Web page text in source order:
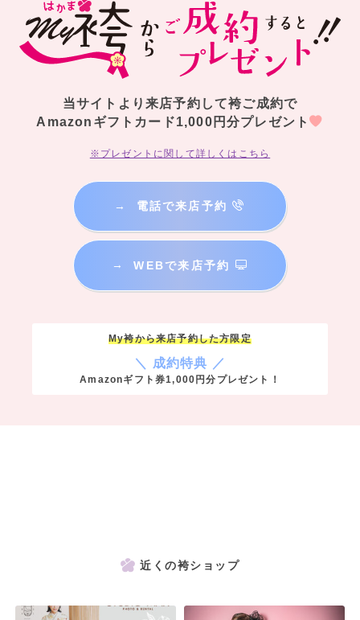
当サイトより来店予約して袴ご成約で
Amazonギフトカード1,000円分プレゼント
※プレゼントに関して詳しくはこちら
→ 電話で来店予約
→ WEBで来店予約
My袴から来店予約した方限定
＼ 成約特典 ／
Amazonギフト券1,000円分プレゼント！
近くの袴ショップ